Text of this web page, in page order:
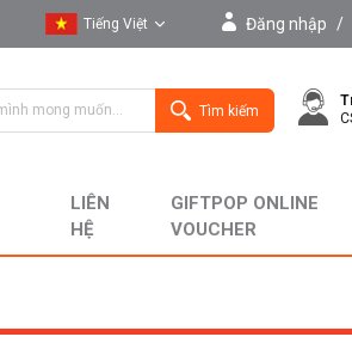
Tiếng Việt
English
Đăng nhập /
Tìm kiếm
LIÊN
HỆ
GIFTPOP ONLINE
VOUCHER